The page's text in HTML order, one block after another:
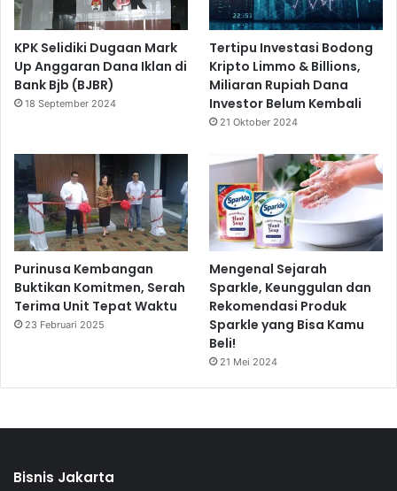
KPK Selidiki Dugaan Mark
Up Anggaran Dana Iklan di
Bank Bjb (BJBR)
18 September 2024
Tertipu Investasi Bodong
Kripto Limmo & Billions,
Miliaran Rupiah Dana
Investor Belum Kembali
21 Oktober 2024
Purinusa Kembangan
Buktikan Komitmen, Serah
Terima Unit Tepat Waktu
23 Februari 2025
Mengenal Sejarah
Sparkle, Keunggulan dan
Rekomendasi Produk
Sparkle yang Bisa Kamu
Beli!
21 Mei 2024
Bisnis Jakarta